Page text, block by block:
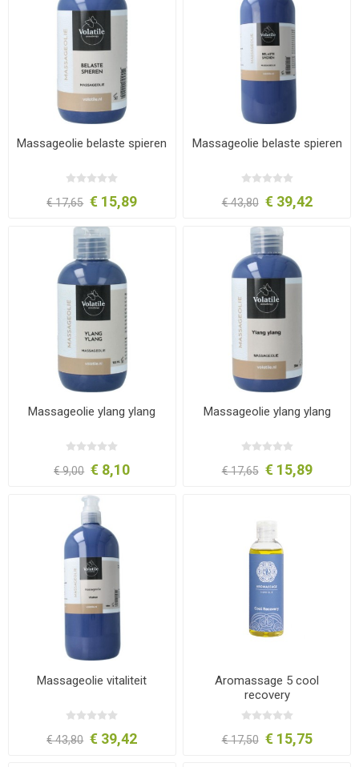
Massageolie belaste spieren
€ 17,65 € 15,89
Massageolie belaste spieren
€ 43,80 € 39,42
Massageolie ylang ylang
€ 9,00 € 8,10
Massageolie ylang ylang
€ 17,65 € 15,89
Massageolie vitaliteit
€ 43,80 € 39,42
Aromassage 5 cool
recovery
€ 17,50 € 15,75